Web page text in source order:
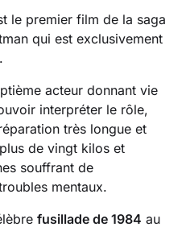
le premier film de la saga
qui est exclusivement
acteur donnant vie
interpréter le rôle,
très longue et
de vingt kilos et
souffrant de
mentaux.
fusillade de 1984 au